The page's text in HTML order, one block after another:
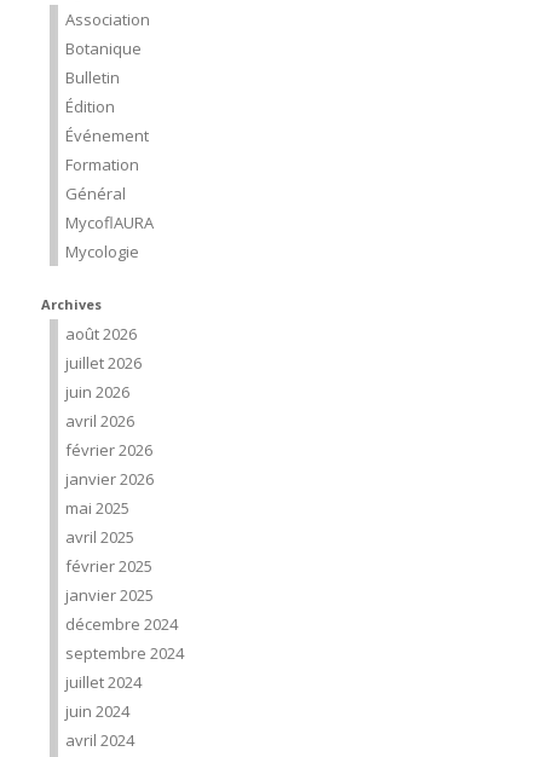
Association
Botanique
Bulletin
Édition
Événement
Formation
Général
MycoflAURA
Mycologie
Archives
août 2026
juillet 2026
juin 2026
avril 2026
février 2026
janvier 2026
mai 2025
avril 2025
février 2025
janvier 2025
décembre 2024
septembre 2024
juillet 2024
juin 2024
avril 2024